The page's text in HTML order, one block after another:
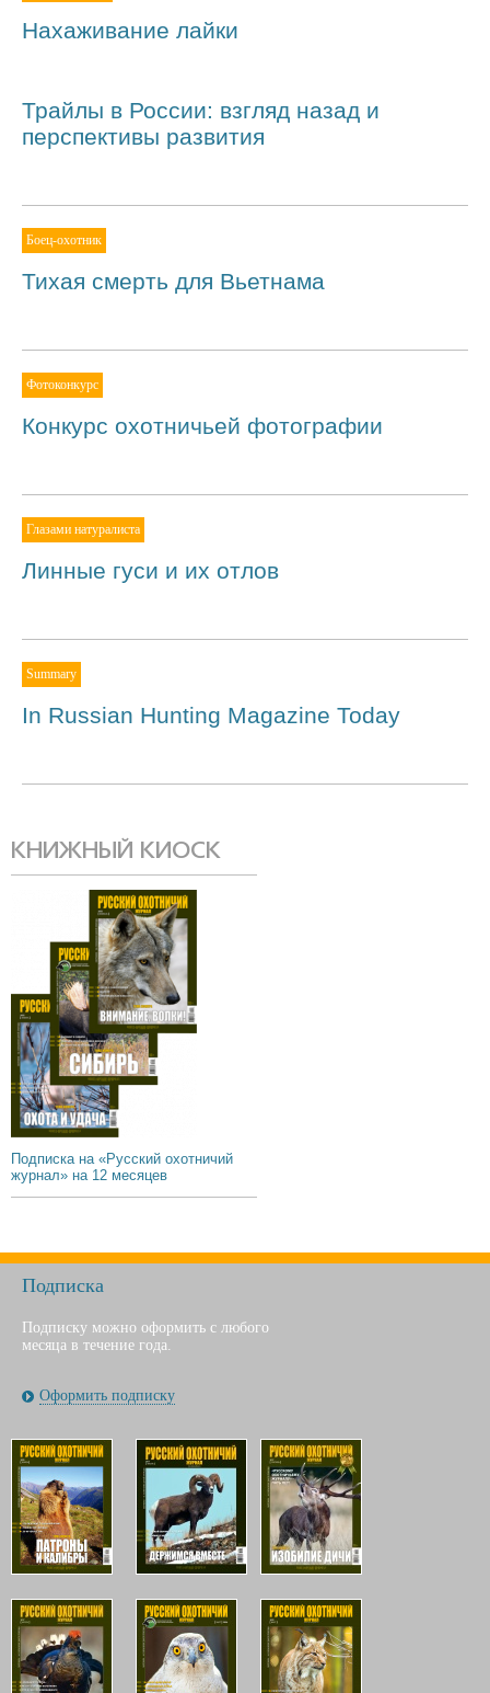
Нахаживание лайки
Трайлы в России: взгляд назад и
перспективы развития
Боец-охотник
Тихая смерть для Вьетнама
Фотоконкурс
Конкурс охотничьей фотографии
Глазами натуралиста
Линные гуси и их отлов
Summary
In Russian Hunting Magazine Today
КНИЖНЫЙ КИОСК
Подписка на «Русский охотничий
журнал» на 12 месяцев
Подписка
Подписку можно оформить с любого
месяца в течение года.
Оформить подписку